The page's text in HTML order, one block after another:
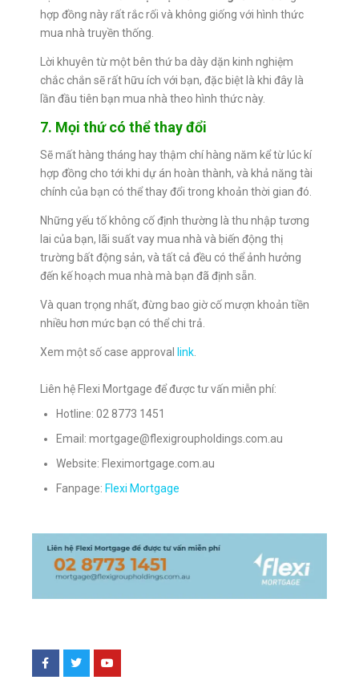
hợp đồng này rất rắc rối và không giống với hình thức
mua nhà truyền thống.
Lời khuyên từ một bên thứ ba dày dặn kinh nghiệm
chắc chắn sẽ rất hữu ích với bạn, đặc biệt là khi đây là
lần đầu tiên bạn mua nhà theo hình thức này.
7. Mọi thứ có thể thay đổi
Sẽ mất hàng tháng hay thậm chí hàng năm kể từ lúc kí
hợp đồng cho tới khi dự án hoàn thành, và khả năng tài
chính của bạn có thể thay đổi trong khoản thời gian đó.
Những yếu tố không cố định thường là thu nhập tương
lai của bạn, lãi suất vay mua nhà và biến động thị
trường bất động sản, và tất cả đều có thể ảnh hưởng
đến kế hoạch mua nhà mà bạn đã định sẵn.
Và quan trọng nhất, đừng bao giờ cố mượn khoản tiền
nhiều hơn mức bạn có thể chi trả.
Xem một số case approval link.
Liên hệ Flexi Mortgage để được tư vấn miễn phí:
Hotline: 02 8773 1451
Email: mortgage@flexigroupholdings.com.au
Website: Fleximortgage.com.au
Fanpage: Flexi Mortgage